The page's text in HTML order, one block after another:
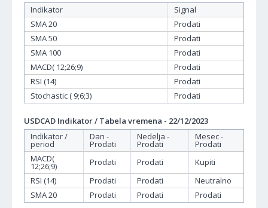
Indikator
Signal
SMA 20
Prodati
SMA 50
Prodati
SMA 100
Prodati
MACD( 12;26;9)
Prodati
RSI (14)
Prodati
Stochastic ( 9;6;3)
Prodati
USDCAD Indikator / Tabela vremena - 22/12/2023
Indikator /
period
Dan -
Prodati
Nedelja -
Prodati
Mesec -
Prodati
MACD(
12;26;9) Prodati Prodati
Kupiti
RSI (14)
Prodati Prodati
Neutralno
SMA 20
Prodati Prodati Prodati